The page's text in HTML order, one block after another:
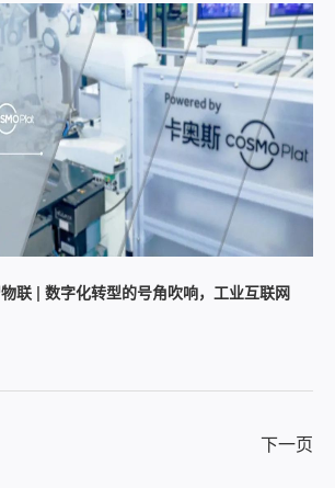
联 | 数字化转型的号角吹响，工业互联网
下一页